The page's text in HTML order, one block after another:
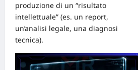
produzione di un “risultato
intellettuale” (es. un report,
un’analisi legale, una diagnosi
tecnica).